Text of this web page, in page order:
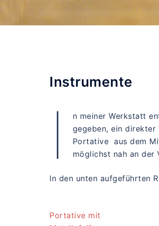
Instrumente
I
n meiner Werkstatt
gegeben, ein direkter
Portative aus dem
möglichst nah an der
In den unten aufgeführten
Portative mit